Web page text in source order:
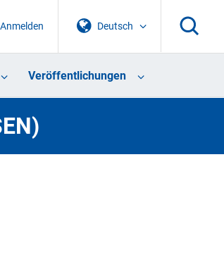
Deutsch
Anmelden
Veröffentlichungen